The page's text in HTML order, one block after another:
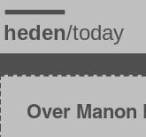
Overslaan
en
naar
inhoud
gaanOver Manon